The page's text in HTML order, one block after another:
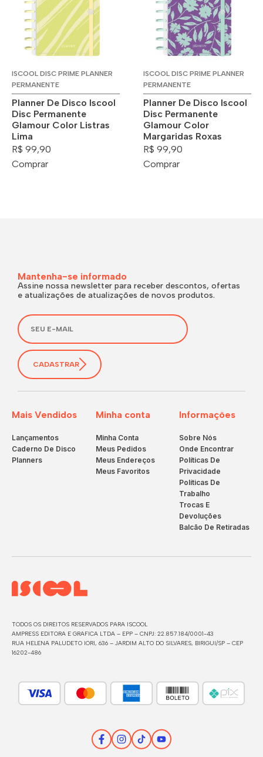
ISCOOL DISC PRIME PLANNER
PERMANENTE
Planner De Disco Iscool
Disc Permanente
Glamour Color Listras
Lima
R$ 99,90
Comprar
ISCOOL DISC PRIME PLANNER
PERMANENTE
Planner De Disco Iscool
Disc Permanente
Glamour Color
Margaridas Roxas
R$ 99,90
Comprar
Mais Vendidos
Lançamentos
Caderno De Disco
Planners
Minha conta
Minha Conta
Meus Pedidos
Meus Endereços
Meus Favoritos
Informações
Sobre Nós
Onde Encontrar
Políticas De
Privacidade
Políticas De
Trabalho
Trocas E
Devoluções
Balcão De Retiradas
Mantenha-se informado
Assine nossa newsletter para receber descontos, ofertas
e atualizações de atualizações de novos produtos.
CADASTRAR
TODOS OS DIREITOS RESERVADOS PARA ISCOOL
AMPRESS EDITORA E GRAFICA LTDA – EPP – CNPJ: 22.857.184/0001-43
RUA HELENA PALUDETO IORI, 636 – JARDIM ALTO DO SILVARES, BIRIGUI/SP – CEP
16202-486